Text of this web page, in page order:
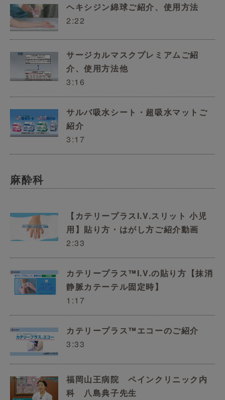
ヘキシジン綿球ご紹介、使用方法
2:22
サージカルマスクプレミアムご紹
介、使用方法他
3:16
サルバ吸水シート・超吸水マットご
紹介
3:17
麻酔科
【カテリープラスI.V.スリット 小児
用】貼り方・はがし方ご紹介動画
2:33
カテリープラス™I.V.の貼り方【抹消
静脈カテーテル固定時】
1:17
カテリープラス™エコーのご紹介
3:33
福岡山王病院 ペインクリニック内
科 八島典子先生